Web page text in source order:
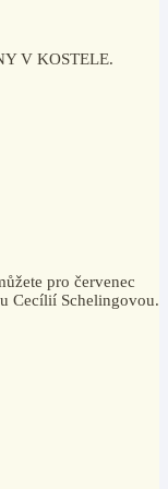
V KOSTELE.
pro červenec
Cecílií Schelingovou.